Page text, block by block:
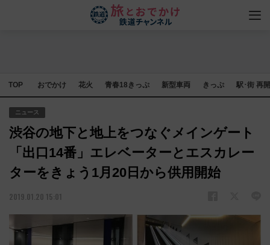
TOP おでかけ 花火 青春18きっぷ 新型車両 きっぷ 駅･街 再
ニュース
渋谷の地下と地上をつなぐメインゲート
「出口14番」エレベーターとエスカレー
ターをきょう1月20日から供用開始
2019.01.20 15:01